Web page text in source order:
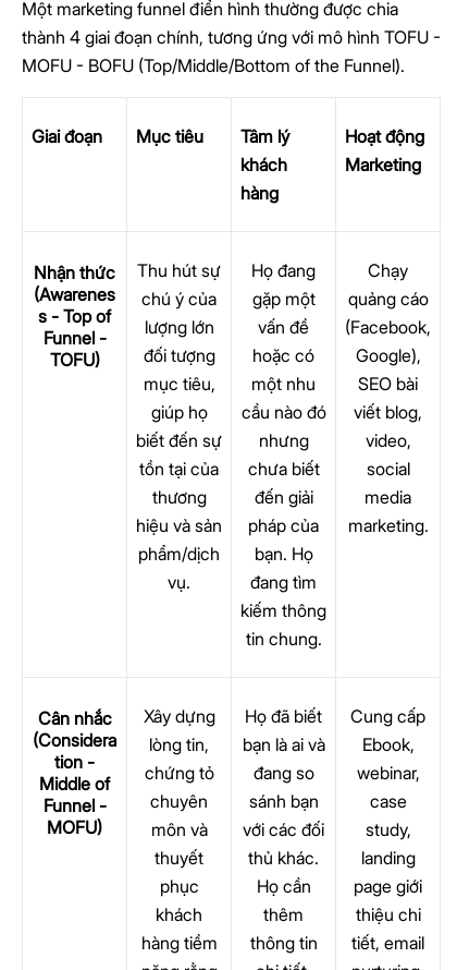
Một marketing funnel điển hình thường được chia
thành 4 giai đoạn chính, tương ứng với mô hình TOFU -
MOFU - BOFU (Top/Middle/Bottom of the Funnel).
Giai đoạn Mục tiêu
Tâm lý
khách
hàng
Hoạt động
Marketing
Nhận thức
(Awarenes
s - Top of
Funnel -
TOFU)
Thu hút sự
chú ý của
lượng lớn
đối tượng
mục tiêu,
giúp họ
biết đến sự
tồn tại của
thương
hiệu và sản
phẩm/dịch
vụ.
Họ đang
gặp một
vấn đề
hoặc có
một nhu
cầu nào đó
nhưng
chưa biết
đến giải
pháp của
bạn. Họ
đang tìm
kiếm thông
tin chung.
Chạy
quảng cáo
(Facebook,
Google),
SEO bài
viết blog,
video,
social
media
marketing.
Cân nhắc
(Considera
tion -
Middle of
Funnel -
MOFU)
Xây dựng
lòng tin,
chứng tỏ
chuyên
môn và
thuyết
phục
khách
hàng tiềm
Họ đã biết
bạn là ai và
đang so
sánh bạn
với các đối
thủ khác.
Họ cần
thêm
thông tin
Cung cấp
Ebook,
webinar,
case
study,
landing
page giới
thiệu chi
tiết, email